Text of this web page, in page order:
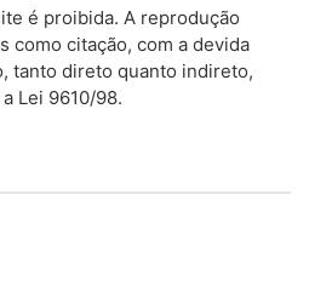
é proibida. A reprodução
como citação, com a devida
tanto direto quanto indireto,
Lei 9610/98.